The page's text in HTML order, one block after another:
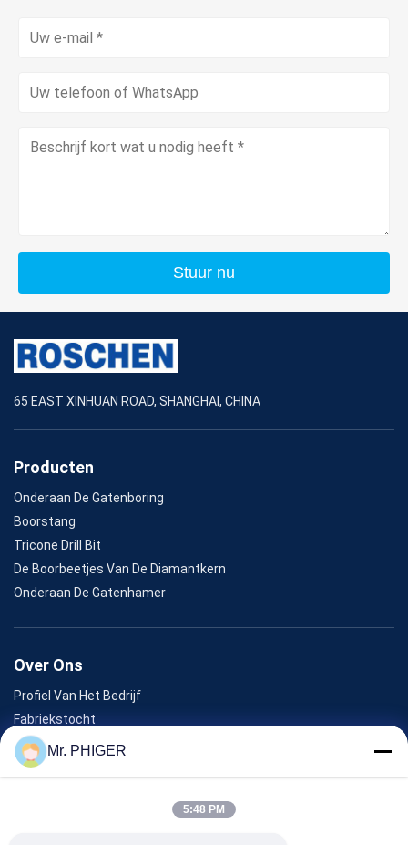
Stuur nu
65 EAST XINHUAN ROAD, SHANGHAI, CHINA
Producten
Onderaan De Gatenboring
Boorstang
Tricone Drill Bit
De Boorbeetjes Van De Diamantkern
Onderaan De Gatenhamer
Over Ons
Profiel Van Het Bedrijf
Fabriekstocht
Kwaliteitscontrole
Sitemap
Mr. PHIGER
5:48 PM